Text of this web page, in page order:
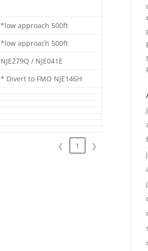
*low approach 500ft
*low approach 500ft
NJE279Q / NJE041E
* Divert to FMO NJE146H
❮ 1 ❯